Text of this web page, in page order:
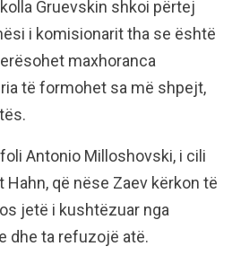
Gruevskin shkoi përtej
i komisionarit tha se është
maxhoranca
të formohet sa më shpejt,
foli Antonio Milloshovski, i cili
që nëse Zaev kërkon të
jetë i kushtëzuar nga
dhe ta refuzojë atë.